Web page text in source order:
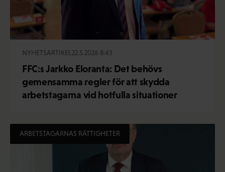
NYHETSARTIKEL 22.5.2026 8:43
FFC:s Jarkko Eloranta: Det behövs
gemensamma regler för att skydda
arbetstagarna vid hotfulla situationer
ARBETSTAGARNAS RÄTTIGHETER